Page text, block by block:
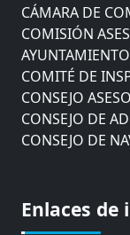
CÁMARA DE
COMISIÓN
COMITÉ DE
CONSEJO
CONSEJO DE
CONSEJO DE
EXPOLOGÍSTICA
FEVATRANS
Enlaces de